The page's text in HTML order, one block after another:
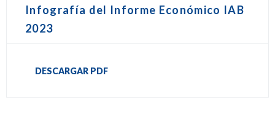
Infografía del Informe Económico IAB
2023
DESCARGAR PDF